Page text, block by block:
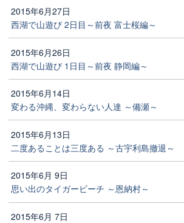
2015年6月27日
西湖で山遊び 2日目～前夜 富士桜編～
2015年6月26日
西湖で山遊び 1日目～前夜 静岡編～
2015年6月14日
変わる沖縄、変わらない人達 ～備瀬～
2015年6月13日
二度あることは三度ある ～古宇利島撤退～
2015年6月 9日
思い出のタイガービーチ ～恩納村～
2015年6月 7日